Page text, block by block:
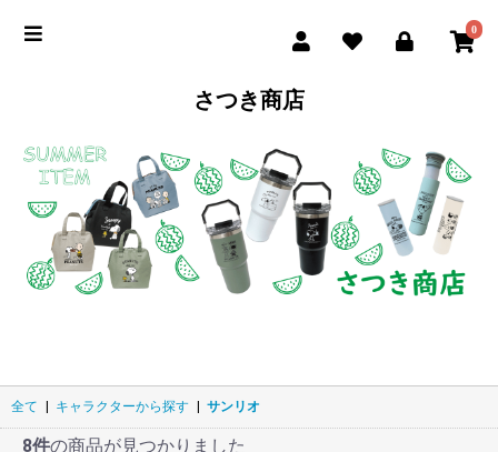
0
さつき商店
全て キャラクターから探す サンリオ
8件の商品が見つかりました